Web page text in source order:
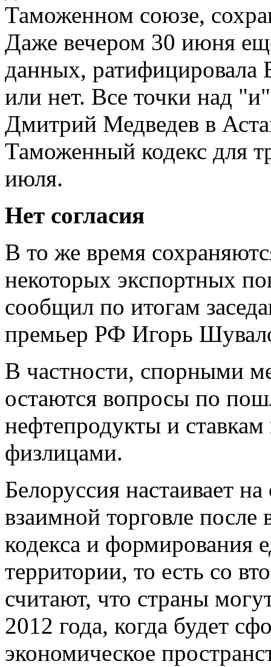
Таможенном союзе,
Даже вечером 30 июня
данных, ратифицировала
или нет. Все точки над
Дмитрий Медведев в
Таможенный кодекс для
июля.
Нет согласия
В то же время
некоторых экспортных
сообщил по итогам
премьер РФ Игорь
В частности, спорными
остаются вопросы по
нефтепродукты и ставкам
физлицами.
Белоруссия настаивает
взаимной торговле
кодекса и формирования
территории, то есть со
считают, что страны
2012 года, когда будет
экономическое